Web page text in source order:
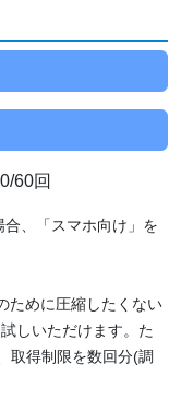
60回
、「スマホ向け」を
ために圧縮したくない
しいただけます。た
取得制限を数回分(調